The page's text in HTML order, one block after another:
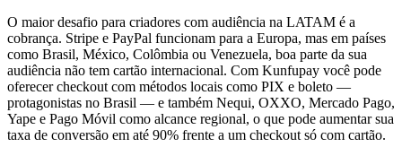
O maior desafio para criadores com audiência na LATAM é a
cobrança. Stripe e PayPal funcionam para a Europa, mas em países
como Brasil, México, Colômbia ou Venezuela, boa parte da sua
audiência não tem cartão internacional. Com Kunfupay você pode
oferecer checkout com métodos locais como PIX e boleto —
protagonistas no Brasil — e também Nequi, OXXO, Mercado Pago,
Yape e Pago Móvil como alcance regional, o que pode aumentar sua
taxa de conversão em até 90% frente a um checkout só com cartão.